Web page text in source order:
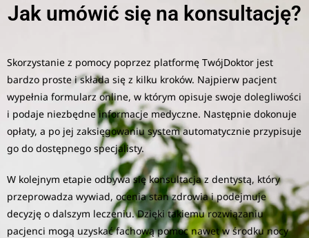
Jak umówić się na konsultację?
Skorzystanie z pomocy poprzez platformę TwójDoktor jest
bardzo proste i składa się z kilku kroków. Najpierw pacjent
wypełnia formularz online, w którym opisuje swoje dolegliwości
i podaje niezbędne informacje medyczne. Następnie dokonuje
opłaty, a po jej zaksięgowaniu system automatycznie przypisuje
go do dostępnego specjalisty.
W kolejnym etapie odbywa się konsultacja z dentystą, który
przeprowadza wywiad, ocenia stan zdrowia i podejmuje
decyzję o dalszym leczeniu. Dzięki takiemu rozwiązaniu
pacjenci mogą uzyskać fachową pomoc nawet w środku nocy